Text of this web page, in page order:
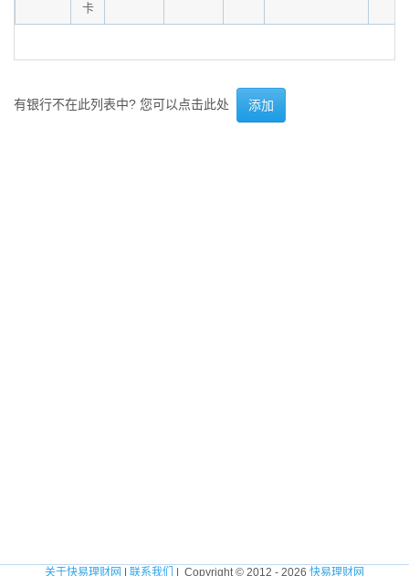
卡
有银行不在此列表中? 您可以点击此处 添加
关于快易理财网 联系我们 | Copyright © 2012 - 2026 快易理财网